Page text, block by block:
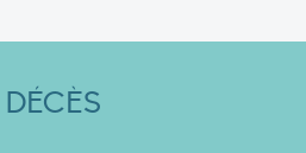
DÉCÈS